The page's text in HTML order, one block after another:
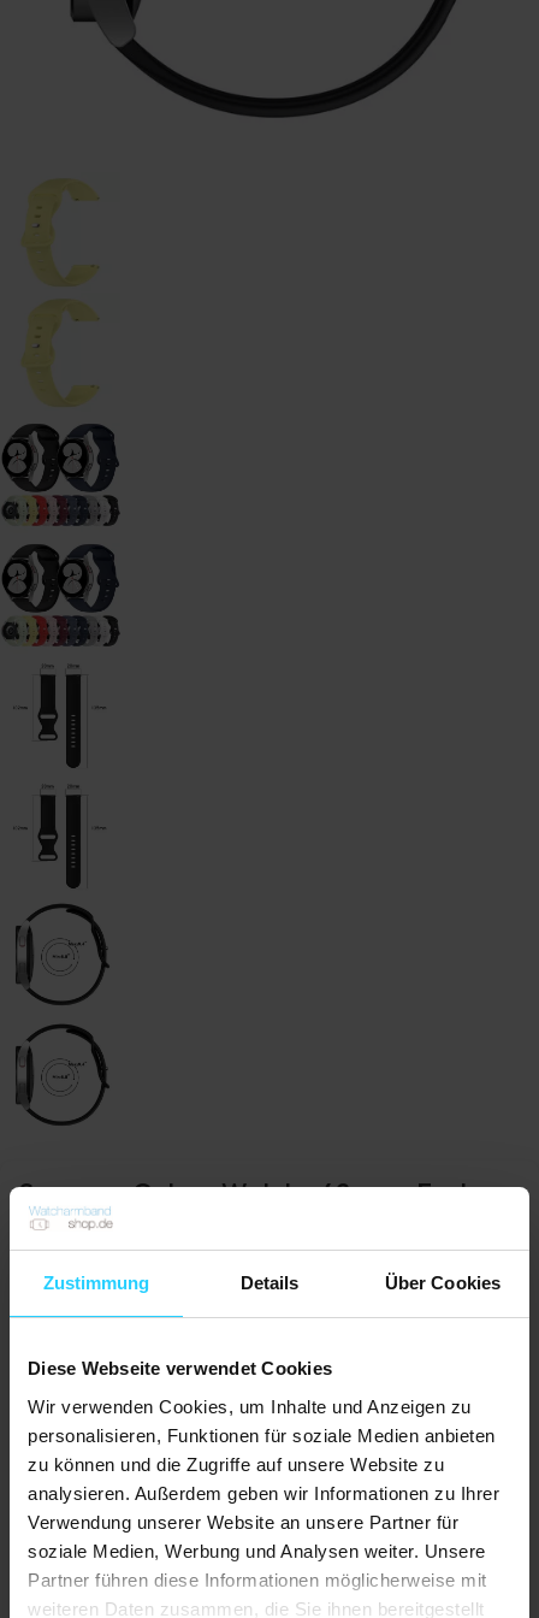
Zustimmung Details Über Cookies
Diese Webseite verwendet Cookies
Wir verwenden Cookies, um Inhalte und Anzeigen zu
personalisieren, Funktionen für soziale Medien anbieten
zu können und die Zugriffe auf unsere Website zu
analysieren. Außerdem geben wir Informationen zu Ihrer
Verwendung unserer Website an unsere Partner für
soziale Medien, Werbung und Analysen weiter. Unsere
Partner führen diese Informationen möglicherweise mit
weiteren Daten zusammen, die Sie ihnen bereitgestellt
Samsung Galaxy Watch - 42mm - Festes
Sportband - Gelb
0 rezensionen Artikelnummer: 132400
€11,95
Vor 20:30 Uhr bestellt, heute versandt
Versandkosten: € 0,00
Bestellen
2+1 GRATIS - Kombination aller Produkte möglich
Nicht zufrieden, Geld zurück
Kostenloser Versand
Mit 1 Jahr Garantie auf alle Produkte